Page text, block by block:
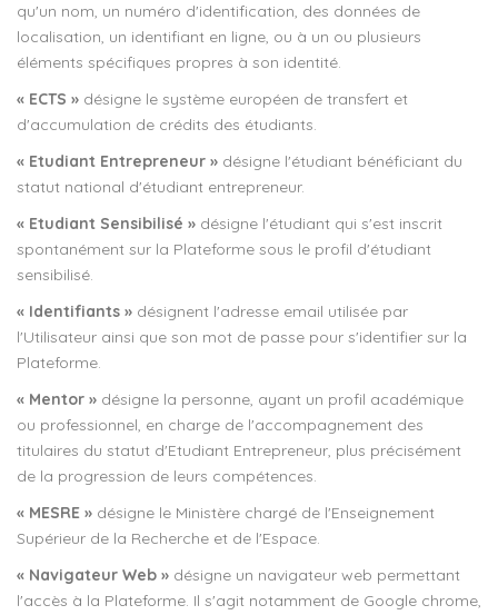
qu'un nom, un numéro d'identification, des données de
localisation, un identifiant en ligne, ou à un ou plusieurs
éléments spécifiques propres à son identité.
« ECTS » désigne le système européen de transfert et
d'accumulation de crédits des étudiants.
« Etudiant Entrepreneur » désigne l'étudiant bénéficiant du
statut national d'étudiant entrepreneur.
« Etudiant Sensibilisé » désigne l'étudiant qui s'est inscrit
spontanément sur la Plateforme sous le profil d'étudiant
sensibilisé.
« Identifiants » désignent l'adresse email utilisée par
l'Utilisateur ainsi que son mot de passe pour s'identifier sur la
Plateforme.
« Mentor » désigne la personne, ayant un profil académique
ou professionnel, en charge de l'accompagnement des
titulaires du statut d'Etudiant Entrepreneur, plus précisément
de la progression de leurs compétences.
« MESRE » désigne le Ministère chargé de l'Enseignement
Supérieur de la Recherche et de l'Espace.
« Navigateur Web » désigne un navigateur web permettant
l'accès à la Plateforme. Il s'agit notamment de Google chrome,